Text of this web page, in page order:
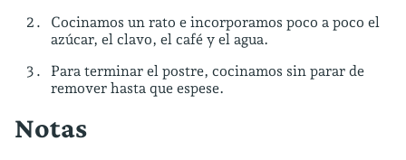
Cocinamos un rato e incorporamos poco a poco el
azúcar, el clavo, el café y el agua.
Para terminar el postre, cocinamos sin parar de
remover hasta que espese.
Notas